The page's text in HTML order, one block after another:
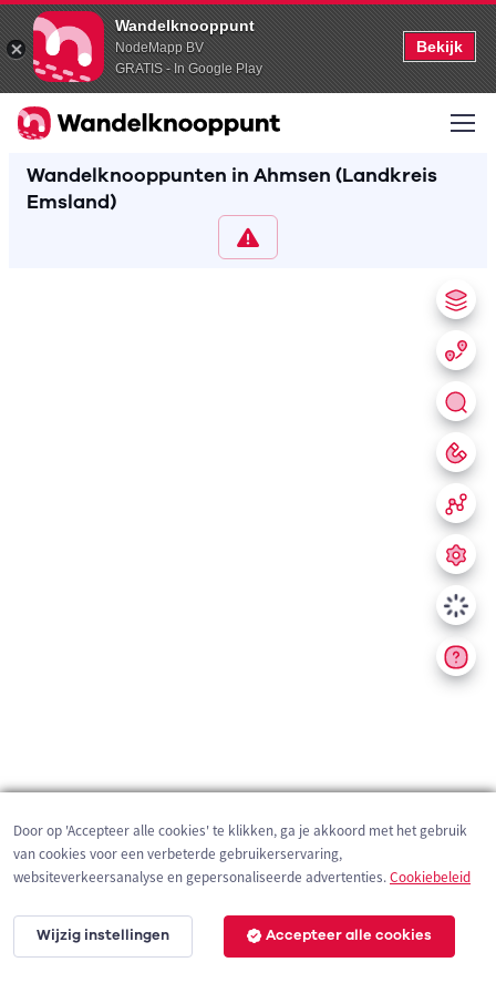
Wandelknooppunt
NodeMapp BV
GRATIS - In Google Play
Bekijk
Wandelknooppunten in Ahmsen (Landkreis
Emsland)
200 m
Door op 'Accepteer alle cookies' te klikken, ga je akkoord met het gebruik
van cookies voor een verbeterde gebruikerservaring,
websiteverkeersanalyse en gepersonaliseerde advertenties.Cookiebeleid
Wijzig instellingen Accepteer alle cookies